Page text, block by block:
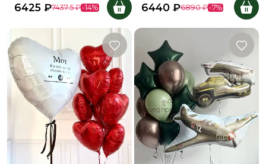
6425 ₽7437.5 ₽-14% 6440 ₽6890 ₽-7%